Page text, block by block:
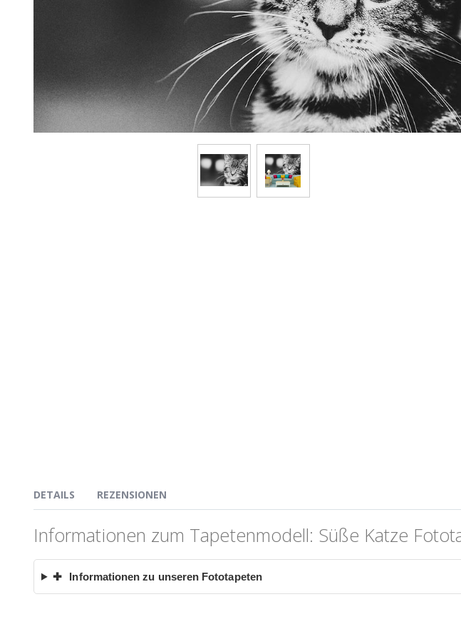
DETAILS
Informationen zum Tapetenmodell: Süße Katze
✚ Informationen zu unseren Fototapeten
REZENSIONEN